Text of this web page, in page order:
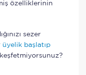
özelliklerinin
sezer
üyelik başlatıp
keşfetmiyorsunuz?